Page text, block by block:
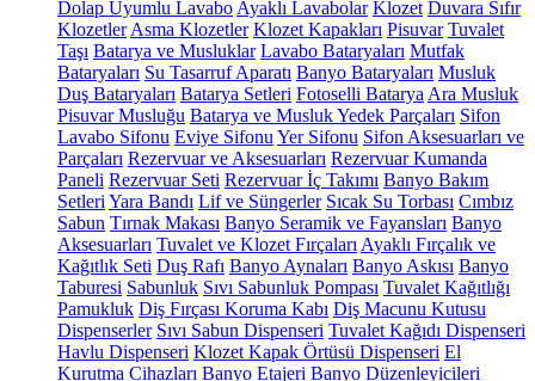
Dolap Uyumlu Lavabo Ayaklı Lavabolar Klozet Duvara Sıfır
Klozetler Asma Klozetler Klozet Kapakları Pisuvar Tuvalet
Taşı Batarya ve Musluklar Lavabo Bataryaları Mutfak
Bataryaları Su Tasarruf Aparatı Banyo Bataryaları Musluk
Duş Bataryaları Batarya Setleri Fotoselli Batarya Ara Musluk
Pisuvar Musluğu Batarya ve Musluk Yedek Parçaları Sifon
Lavabo Sifonu Eviye Sifonu Yer Sifonu Sifon Aksesuarları ve
Parçaları Rezervuar ve Aksesuarları Rezervuar Kumanda
Paneli Rezervuar Seti Rezervuar İç Takımı Banyo Bakım
Setleri Yara Bandı Lif ve Süngerler Sıcak Su Torbası Cımbız
Sabun Tırnak Makası Banyo Seramik ve Fayansları Banyo
Aksesuarları Tuvalet ve Klozet Fırçaları Ayaklı Fırçalık ve
Kağıtlık Seti Duş Rafı Banyo Aynaları Banyo Askısı Banyo
Taburesi Sabunluk Sıvı Sabunluk Pompası Tuvalet Kağıtlığı
Pamukluk Diş Fırçası Koruma Kabı Diş Macunu Kutusu
Dispenserler Sıvı Sabun Dispenseri Tuvalet Kağıdı Dispenseri
Havlu Dispenseri Klozet Kapak Örtüsü Dispenseri El
Kurutma Cihazları Banyo Etajeri Banyo Düzenleyicileri